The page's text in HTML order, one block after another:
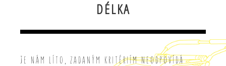
DÉLKA
Je nám líto, zadaným kritériím neodpovídá